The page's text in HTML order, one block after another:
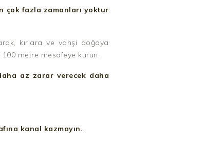
çok fazla zamanları yoktur
kırlara ve vahşi doğaya
metre mesafeye kurun.
az zarar verecek daha
kanal kazmayın.